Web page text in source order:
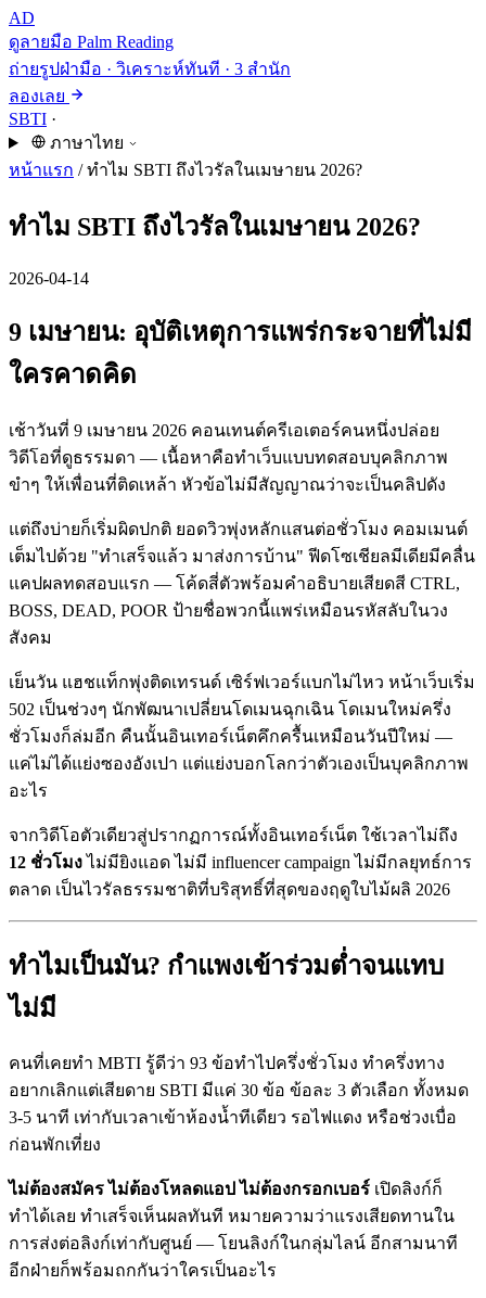
AD
ดูลายมือ Palm Reading
ถ่ายรูปฝ่ามือ · วิเคราะห์ทันที · 3 สำนัก
ลองเลย
SBTI ·
ภาษาไทย
หน้าแรก / ทำไม SBTI ถึงไวรัลในเมษายน 2026?
ทำไม SBTI ถึงไวรัลในเมษายน 2026?
2026-04-14
9 เมษายน: อุบัติเหตุการแพร่กระจายที่ไม่มี
ใครคาดคิด
เช้าวันที่ 9 เมษายน 2026 คอนเทนต์ครีเอเตอร์คนหนึ่งปล่อย
วิดีโอที่ดูธรรมดา — เนื้อหาคือทำเว็บแบบทดสอบบุคลิกภาพ
ขำๆ ให้เพื่อนที่ติดเหล้า หัวข้อไม่มีสัญญาณว่าจะเป็นคลิปดัง
แต่ถึงบ่ายก็เริ่มผิดปกติ ยอดวิวพุ่งหลักแสนต่อชั่วโมง คอมเมนต์
เต็มไปด้วย "ทำเสร็จแล้ว มาส่งการบ้าน" ฟีดโซเชียลมีเดียมีคลื่น
แคปผลทดสอบแรก — โค้ดสี่ตัวพร้อมคำอธิบายเสียดสี CTRL,
BOSS, DEAD, POOR ป้ายชื่อพวกนี้แพร่เหมือนรหัสลับในวง
สังคม
เย็นวัน แฮชแท็กพุ่งติดเทรนด์ เซิร์ฟเวอร์แบกไม่ไหว หน้าเว็บเริ่ม
502 เป็นช่วงๆ นักพัฒนาเปลี่ยนโดเมนฉุกเฉิน โดเมนใหม่ครึ่ง
ชั่วโมงก็ล่มอีก คืนนั้นอินเทอร์เน็ตคึกครื้นเหมือนวันปีใหม่ —
แค่ไม่ได้แย่งซองอังเปา แต่แย่งบอกโลกว่าตัวเองเป็นบุคลิกภาพ
อะไร
จากวิดีโอตัวเดียวสู่ปรากฏการณ์ทั้งอินเทอร์เน็ต ใช้เวลาไม่ถึง
12 ชั่วโมงไม่มียิงแอด ไม่มี influencer campaign ไม่มีกลยุทธ์การ
ตลาด เป็นไวรัลธรรมชาติที่บริสุทธิ์ที่สุดของฤดูใบไม้ผลิ 2026
ทำไมเป็นมัน? กำแพงเข้าร่วมต่ำจนแทบ
ไม่มี
คนที่เคยทำ MBTI รู้ดีว่า 93 ข้อทำไปครึ่งชั่วโมง ทำครึ่งทาง
อยากเลิกแต่เสียดาย SBTI มีแค่ 30 ข้อ ข้อละ 3 ตัวเลือก ทั้งหมด
3-5 นาที เท่ากับเวลาเข้าห้องน้ำทีเดียว รอไฟแดง หรือช่วงเบื่อ
ก่อนพักเที่ยง
ไม่ต้องสมัคร ไม่ต้องโหลดแอป ไม่ต้องกรอกเบอร์ เปิดลิงก์ก็
ทำได้เลย ทำเสร็จเห็นผลทันที หมายความว่าแรงเสียดทานใน
การส่งต่อลิงก์เท่ากับศูนย์ — โยนลิงก์ในกลุ่มไลน์ อีกสามนาที
อีกฝ่ายก็พร้อมถกกันว่าใครเป็นอะไร